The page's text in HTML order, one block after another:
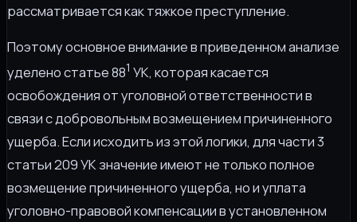
рассматривается как тяжкое преступление.
Поэтому основное внимание в приведенном анализе
уделено статье 881 УК, которая касается
освобождения от уголовной ответственности в
связи с добровольным возмещением причиненного
ущерба. Если исходить из этой логики, для части 3
статьи 209 УК значение имеют не только полное
возмещение причиненного ущерба, но и уплата
уголовно-правовой компенсации в установленном